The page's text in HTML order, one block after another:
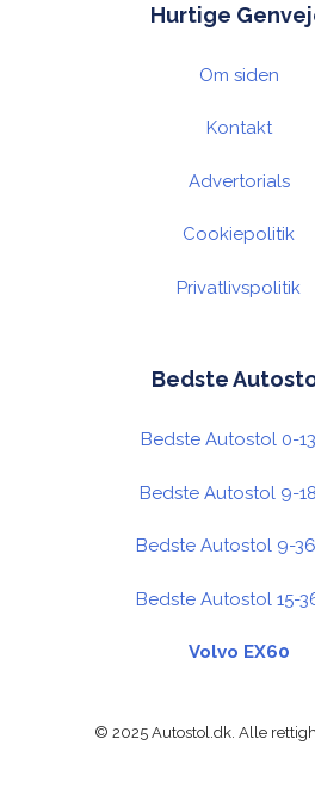
Hurtige
Om siden
Kontakt
Advertorials
Cookiepolitik
Privatlivspolitik
Bedste
Bedste Autostol 0-
Bedste Autostol 9-
Bedste Autostol 9-
Bedste Autostol 15-
Volvo EX60
© 2025 Autostol.dk. Alle